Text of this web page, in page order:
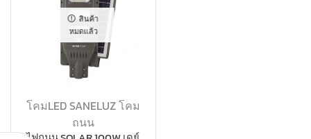
สินค้า
หมดแล้ว
โคมLED SANELUZ โคม
ถนน